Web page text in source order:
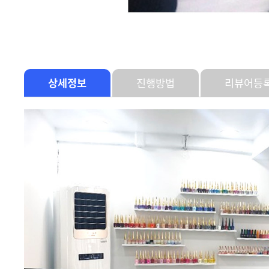
상세정보 진행방법 리뷰어등